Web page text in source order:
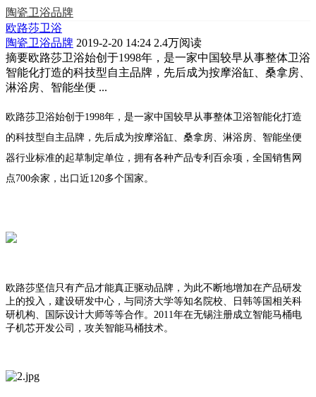
陶瓷卫浴品牌
欧路莎卫浴
陶瓷卫浴品牌 2019-2-20 14:24 2.4万阅读
摘要欧路莎卫浴始创于1998年，是一家中国较早从事整体卫浴
智能化打造的科技型自主品牌，先后成为按摩浴缸、桑拿房、
淋浴房、智能坐便 ...
欧路莎卫浴始创于1998年，是一家中国较早从事整体卫浴智能化打造
的科技型自主品牌，先后成为按摩浴缸、桑拿房、淋浴房、智能坐便
器行业标准的起草制定单位，拥有各种产品专利百余项，全国销售网
点700余家，出口近120多个国家。
欧路莎坚信只有产品才能真正驱动品牌，为此不断地增加在产品研发
上的投入，建设研发中心，与同济大学等知名院校、日韩等国相关科
研机构、国际设计大师等等合作。2011年在无锡注册成立智能马桶电
子机芯开发公司，攻关智能马桶技术。